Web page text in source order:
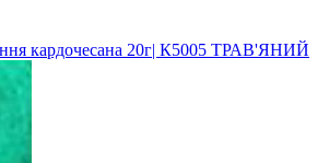
кардочесана 20г| К5005 ТРАВ'ЯНИЙ